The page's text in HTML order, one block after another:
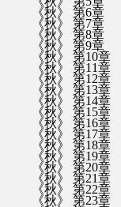
《秋》 第6章
《秋》 第7章
《秋》 第8章
《秋》 第9章
《秋》 第10章
《秋》 第11章
《秋》 第12章
《秋》 第13章
《秋》 第14章
《秋》 第15章
《秋》 第16章
《秋》 第17章
《秋》 第18章
《秋》 第19章
《秋》 第20章
《秋》 第21章
《秋》 第22章
《秋》 第23章